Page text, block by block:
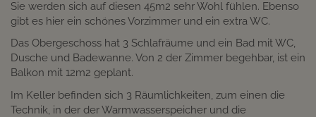
Sie werden sich auf diesen 45m2 sehr Wohl fühlen. Ebenso
gibt es hier ein schönes Vorzimmer und ein extra WC.
Das Obergeschoss hat 3 Schlafräume und ein Bad mit WC,
Dusche und Badewanne. Von 2 der Zimmer begehbar, ist ein
Balkon mit 12m2 geplant.
Im Keller befinden sich 3 Räumlichkeiten, zum einen die
Technik, in der der Warmwasserspeicher und die